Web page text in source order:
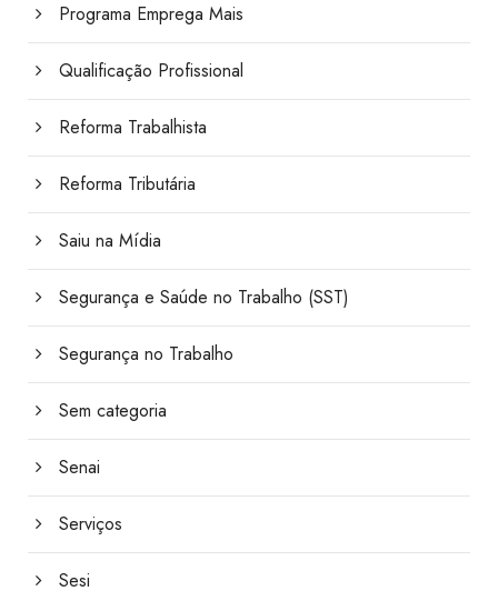
Programa Emprega Mais
Qualificação Profissional
Reforma Trabalhista
Reforma Tributária
Saiu na Mídia
Segurança e Saúde no Trabalho (SST)
Segurança no Trabalho
Sem categoria
Senai
Serviços
Sesi